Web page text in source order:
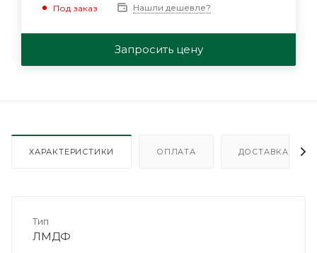
Под заказ Нашли дешевле?
Запросить цену
ХАРАКТЕРИСТИКИ ОПЛАТА ДОСТАВКА
Тип
ЛМДФ